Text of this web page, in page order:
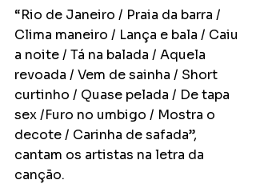
“Rio de Janeiro / Praia da barra /
Clima maneiro / Lança e bala / Caiu
a noite / Tá na balada / Aquela
revoada / Vem de sainha / Short
curtinho / Quase pelada / De tapa
sex /Furo no umbigo / Mostra o
decote / Carinha de safada”,
cantam os artistas na letra da
canção.